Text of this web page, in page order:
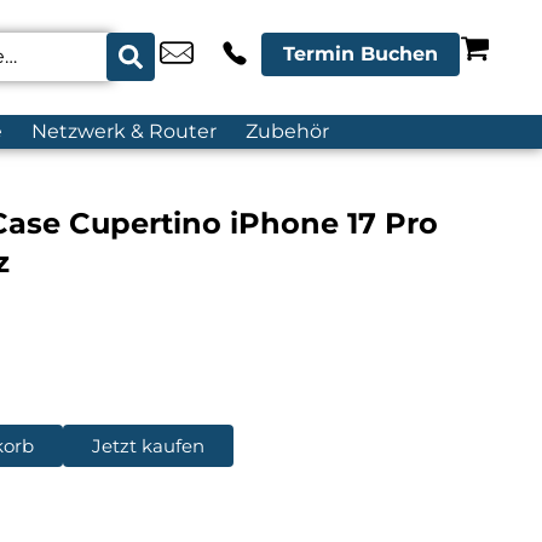
Termin Buchen
Netzwerk & Router Zubehör
Cupertino iPhone 17 Pro
Jetzt kaufen